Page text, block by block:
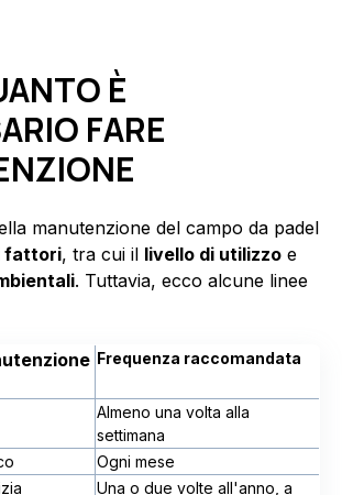
È
FARE
manutenzione del campo da padel
fattori, tra cui il livello di utilizzo e
. Tuttavia, ecco alcune linee
Frequenza raccomandata
Almeno una volta alla
settimana
Ogni mese
Una o due volte all'anno, a